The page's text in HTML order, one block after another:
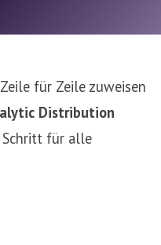
für Zeile zuweisen
Distribution
Schritt für alle